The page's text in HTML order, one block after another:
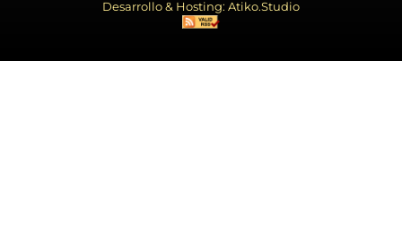
Desarrollo & Hosting: Atiko.Studio